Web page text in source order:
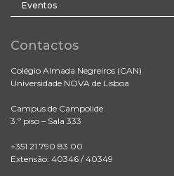
Eventos
Contactos
Colégio Almada Negreiros (CAN)
Universidade NOVA de Lisboa
Campus de Campolide
3.º piso – Sala 333
+351 21 790 83 00
Extensão: 40346 / 40349